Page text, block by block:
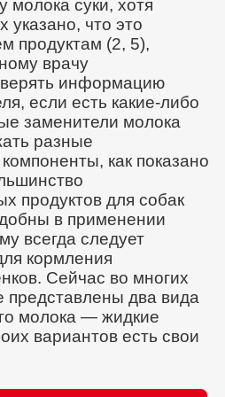
молока суки, хотя
указано, что это
продуктам (2, 5),
врачу
информацию
если есть какие-либо
заменители молока
разные
как показано
продуктов для собак
в применении
всегда следует
кормления
Сейчас во многих
представлены два вида
молока — жидкие
вариантов есть свои